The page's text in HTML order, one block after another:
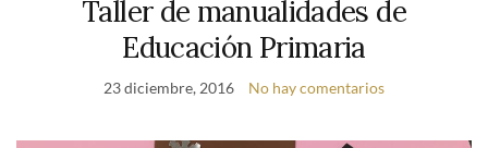
Taller de manualidades de
Educación Primaria
23 diciembre, 2016 No hay comentarios